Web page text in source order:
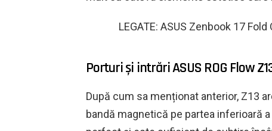
LEGATE: ASUS Zenbook 17
Porturi și intrări ASUS ROG Flow
După cum sa menționat anterior, Z13
bandă magnetică pe partea inferioară